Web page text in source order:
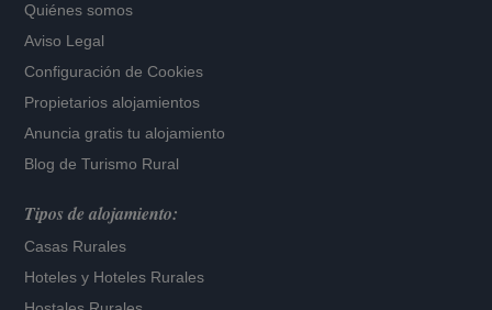
Quiénes somos
Aviso Legal
Configuración de Cookies
Propietarios alojamientos
Anuncia gratis tu alojamiento
Blog de Turismo Rural
Tipos de alojamiento:
Casas Rurales
Hoteles y Hoteles Rurales